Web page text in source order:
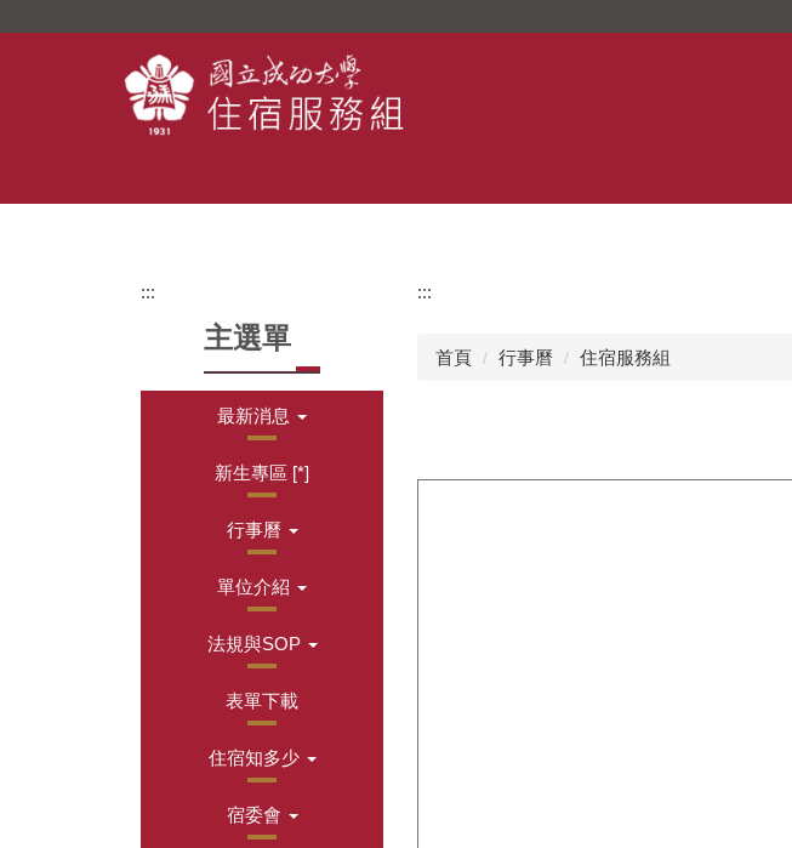
:::
主選單
最新消息
新生專區 [*]
行事曆
單位介紹
法規與SOP
表單下載
住宿知多少
宿委會
:::
首頁 行事曆 住宿服務組